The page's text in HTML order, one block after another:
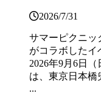
2026/7/31
サマーピクニッ
がコラボしたイ
2026年9月6日
は、東京日本橋
...